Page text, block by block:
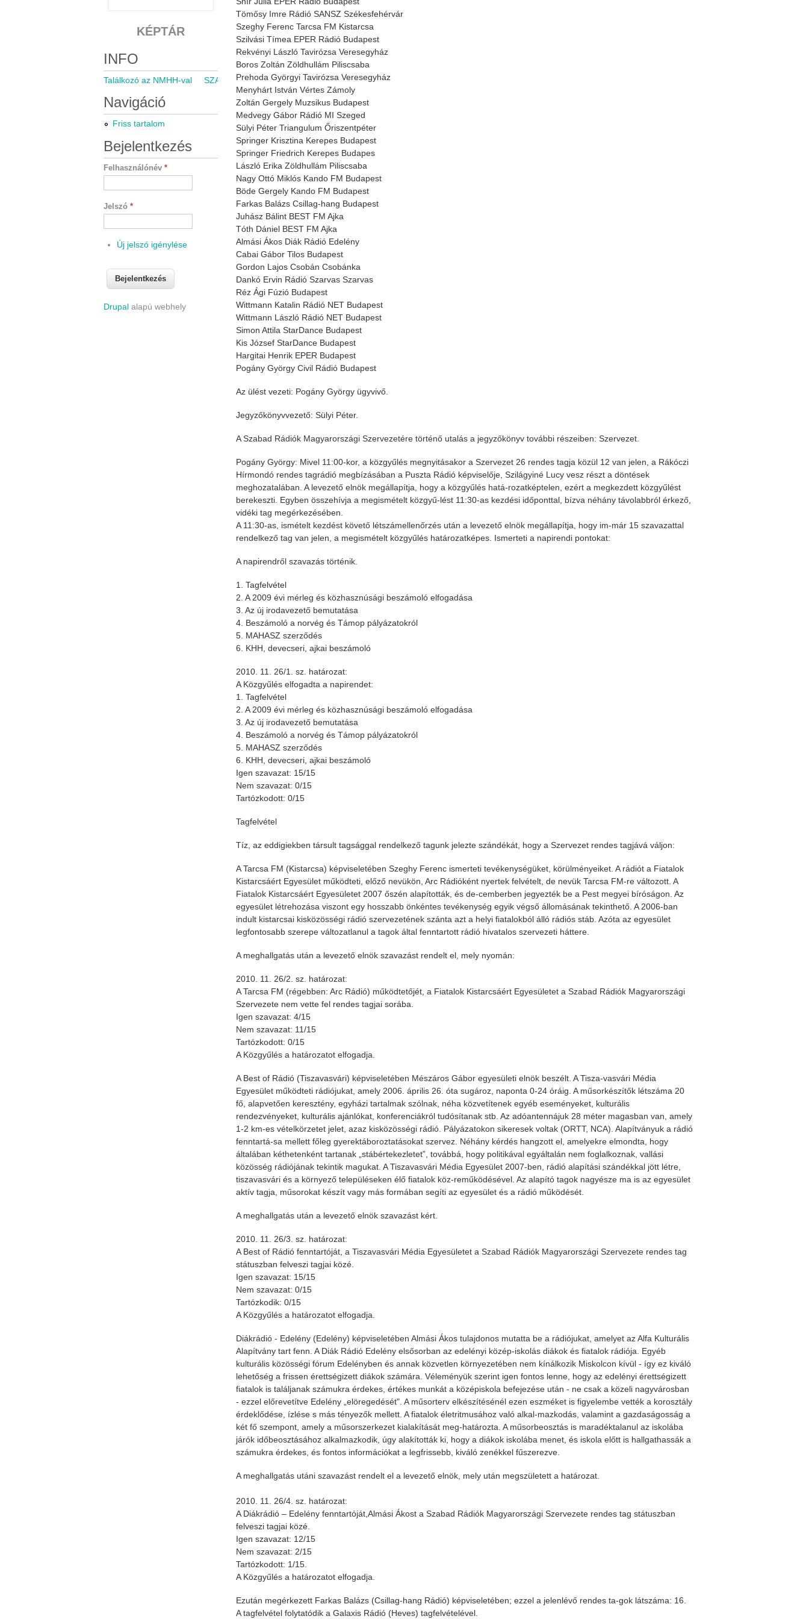
Tömősy Imre Rádió SANSZ Székesfehérvár
Szeghy Ferenc Tarcsa FM Kistarcsa
Szilvási Tímea EPER Rádió Budapest
Rekvényi László Tavirózsa Veresegyház
Boros Zoltán Zöldhullám Piliscsaba
Prehoda Györgyi Tavirózsa Veresegyház
Menyhárt István Vértes Zámoly
Zoltán Gergely Muzsikus Budapest
Medvegy Gábor Rádió MI Szeged
Sülyi Péter Triangulum Őriszentpéter
Springer Krisztina Kerepes Budapest
Springer Friedrich Kerepes Budapes
László Erika Zöldhullám Piliscsaba
Nagy Ottó Miklós Kando FM Budapest
Böde Gergely Kando FM Budapest
Farkas Balázs Csillag-hang Budapest
Juhász Bálint BEST FM Ajka
Tóth Dániel BEST FM Ajka
Almási Ákos Diák Rádió Edelény
Cabai Gábor Tilos Budapest
Gordon Lajos Csobán Csobánka
Dankó Ervin Rádió Szarvas Szarvas
Réz Ági Fúzió Budapest
Wittmann Katalin Rádió NET Budapest
Wittmann László Rádió NET Budapest
Simon Attila StarDance Budapest
Kis József StarDance Budapest
Hargitai Henrik EPER Budapest
Pogány György Civil Rádió Budapest
Az ülést vezeti: Pogány György ügyvivő.
Jegyzőkönyvvezető: Sülyi Péter.
A Szabad Rádiók Magyarországi Szervezetére történő utalás a jegyzőkönyv további részeiben: Szervezet.
Pogány György: Mivel 11:00-kor, a közgyűlés megnyitásakor a Szervezet 26 rendes tagja közül 12 van jelen, a Rákóczi
Hírmondó rendes tagrádió megbízásában a Puszta Rádió képviselője, Szilágyiné Lucy vesz részt a döntések
meghozatalában. A levezető elnök megállapítja, hogy a közgyűlés hatá-rozatképtelen, ezért a megkezdett közgyűlést
berekeszti. Egyben összehívja a megismételt közgyű-lést 11:30-as kezdési időponttal, bízva néhány távolabbról érkező,
vidéki tag megérkezésében.
A 11:30-as, ismételt kezdést követő létszámellenőrzés után a levezető elnök megállapítja, hogy im-már 15 szavazattal
rendelkező tag van jelen, a megismételt közgyűlés határozatképes. Ismerteti a napirendi pontokat:
A napirendről szavazás történik.
1. Tagfelvétel
2. A 2009 évi mérleg és közhasznúsági beszámoló elfogadása
3. Az új irodavezető bemutatása
4. Beszámoló a norvég és Támop pályázatokról
5. MAHASZ szerződés
6. KHH, devecseri, ajkai beszámoló
2010. 11. 26/1. sz. határozat:
A Közgyűlés elfogadta a napirendet:
1. Tagfelvétel
2. A 2009 évi mérleg és közhasznúsági beszámoló elfogadása
3. Az új irodavezető bemutatása
4. Beszámoló a norvég és Támop pályázatokról
5. MAHASZ szerződés
6. KHH, devecseri, ajkai beszámoló
Igen szavazat: 15/15
Nem szavazat: 0/15
Tartózkodott: 0/15
Tagfelvétel
Tíz, az eddigiekben társult tagsággal rendelkező tagunk jelezte szándékát, hogy a Szervezet rendes tagjává váljon:
A Tarcsa FM (Kistarcsa) képviseletében Szeghy Ferenc ismerteti tevékenységüket, körülményeiket. A rádiót a Fiatalok
Kistarcsáért Egyesület működteti, előző nevükön, Arc Rádióként nyertek felvételt, de nevük Tarcsa FM-re változott. A
Fiatalok Kistarcsáért Egyesületet 2007 őszén alapították, és de-cemberben jegyezték be a Pest megyei bíróságon. Az
egyesület létrehozása viszont egy hosszabb önkéntes tevékenység egyik végső állomásának tekinthető. A 2006-ban
indult kistarcsai kisközösségi rádió szervezetének szánta azt a helyi fiatalokból álló rádiós stáb. Azóta az egyesület
legfontosabb szerepe változatlanul a tagok által fenntartott rádió hivatalos szervezeti háttere.
A meghallgatás után a levezető elnök szavazást rendelt el, mely nyomán:
2010. 11. 26/2. sz. határozat:
A Tarcsa FM (régebben: Arc Rádió) működtetőjét, a Fiatalok Kistarcsáért Egyesületet a Szabad Rádiók Magyarországi
Szervezete nem vette fel rendes tagjai sorába.
Igen szavazat: 4/15
Nem szavazat: 11/15
Tartózkodott: 0/15
A Közgyűlés a határozatot elfogadja.
A Best of Rádió (Tiszavasvári) képviseletében Mészáros Gábor egyesületi elnök beszélt. A Tisza-vasvári Média
Egyesület működteti rádiójukat, amely 2006. április 26. óta sugároz, naponta 0-24 óráig. A műsorkészítők létszáma 20
fő, alapvetően keresztény, egyházi tartalmak szólnak, néha közvetítenek egyéb eseményeket, kulturális
rendezvényeket, kulturális ajánlókat, konferenciákról tudósítanak stb. Az adóantennájuk 28 méter magasban van, amely
1-2 km-es vételkörzetet jelet, azaz kisközösségi rádió. Pályázatokon sikeresek voltak (ORTT, NCA). Alapítványuk a rádió
fenntartá-sa mellett főleg gyerektáboroztatásokat szervez. Néhány kérdés hangzott el, amelyekre elmondta, hogy
általában kéthetenként tartanak „stábértekezletet”, továbbá, hogy politikával egyáltalán nem foglalkoznak, vallási
közösség rádiójának tekintik magukat. A Tiszavasvári Média Egyesület 2007-ben, rádió alapítási szándékkal jött létre,
tiszavasvári és a környező településeken élő fiatalok köz-reműködésével. Az alapító tagok nagyésze ma is az egyesület
aktív tagja, műsorokat készít vagy más formában segíti az egyesület és a rádió működését.
A meghallgatás után a levezető elnök szavazást kért.
2010. 11. 26/3. sz. határozat:
A Best of Rádió fenntartóját, a Tiszavasvári Média Egyesületet a Szabad Rádiók Magyarországi Szervezete rendes tag
státuszban felveszi tagjai közé.
Igen szavazat: 15/15
Nem szavazat: 0/15
Tartózkodik: 0/15
A Közgyűlés a határozatot elfogadja.
Diákrádió - Edelény (Edelény) képviseletében Almási Ákos tulajdonos mutatta be a rádiójukat, amelyet az Alfa Kulturális
Alapítvány tart fenn. A Diák Rádió Edelény elsősorban az edelényi közép-iskolás diákok és fiatalok rádiója. Egyéb
kulturális közösségi fórum Edelényben és annak közvetlen környezetében nem kínálkozik Miskolcon kívül - így ez kiváló
lehetőség a frissen érettségizett diákok számára. Véleményük szerint igen fontos lenne, hogy az edelényi érettségizett
fiatalok is találjanak számukra érdekes, értékes munkát a középiskola befejezése után - ne csak a közeli nagyvárosban
- ezzel előrevetítve Edelény „elöregedését". A műsorterv elkészítésénél ezen eszméket is figyelembe vették a korosztály
érdeklődése, ízlése s más tényezők mellett. A fiatalok életritmusához való alkal-mazkodás, valamint a gazdaságosság a
két fő szempont, amely a műsorszerkezet kialakítását meg-határozta. A műsorbeosztás is maradéktalanul az iskolába
járók időbeosztásához alkalmazkodik, úgy alakították ki, hogy a diákok iskolába menet, és iskola előtt is hallgathassák a
számukra érdekes, és fontos információkat a legfrissebb, kiváló zenékkel fűszerezve.
A meghallgatás utáni szavazást rendelt el a levezető elnök, mely után megszületett a határozat.
2010. 11. 26/4. sz. határozat:
A Diákrádió – Edelény fenntartóját,Almási Ákost a Szabad Rádiók Magyarországi Szervezete rendes tag státuszban
felveszi tagjai közé.
Igen szavazat: 12/15
Nem szavazat: 2/15
Tartózkodott: 1/15.
A Közgyűlés a határozatot elfogadja.
Ezután megérkezett Farkas Balázs (Csillag-hang Rádió) képviseletében; ezzel a jelenlévő rendes ta-gok látszáma: 16.
A tagfelvétel folytatódik a Galaxis Rádió (Heves) tagfelvételével.
KÉPTÁR
INFO
Találkozó az NMHH-val SZARÁMA közgyűlés 2021.11.05. Riport a Civil Rádióban
Navigáció
Friss tartalom
Bejelentkezés
Felhasználónév *
Jelszó *
Új jelszó igénylése
Drupal alapú webhely